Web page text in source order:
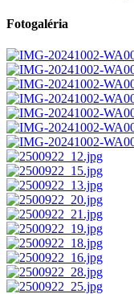
Fotogaléria